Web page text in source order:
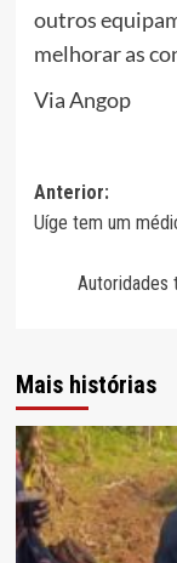
outros
melhorar as
Via Angop
Navegação
de
artigos
Anterior:
Uíge tem um
Autoridades
Mais histórias